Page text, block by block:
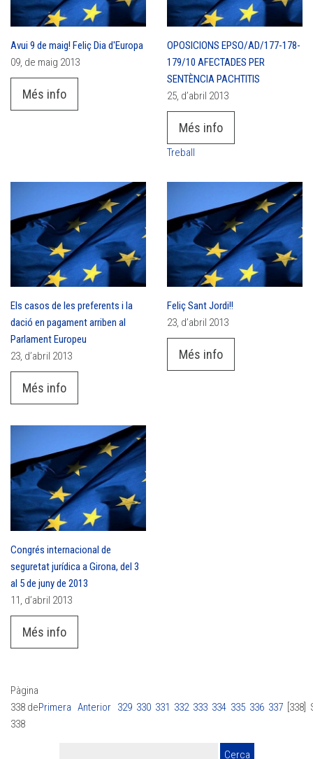
Avui 9 de maig! Feliç Dia d'Europa
09, de maig 2013
Més info
OPOSICIONS EPSO/AD/177-178-
179/10 AFECTADES PER
SENTÈNCIA PACHTITIS
25, d’abril 2013
Més info
Treball
Els casos de les preferents i la
dació en pagament arriben al
Parlament Europeu
23, d’abril 2013
Més info
Feliç Sant Jordi!!
23, d’abril 2013
Més info
Congrés internacional de
seguretat jurídica a Girona, del 3
al 5 de juny de 2013
11, d’abril 2013
Més info
Pàgina
338 de
338
Primera Anterior 329 330 331 332 333 334 335 336 337 [338]